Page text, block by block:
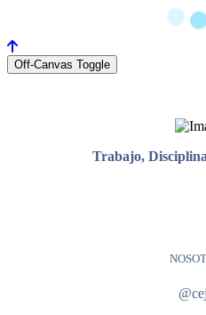
Off-Canvas Toggle
Trabajo,